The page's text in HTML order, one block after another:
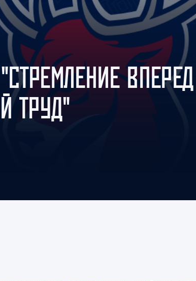
Амур
Барыс
Салават Юлаев
Сибирь
ТРУД"